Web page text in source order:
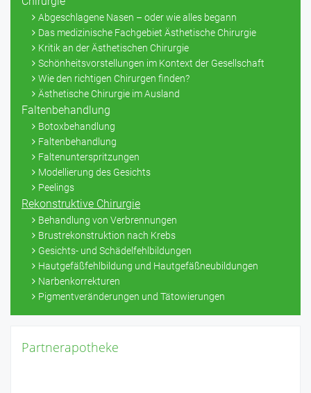
Abgeschlagene Nasen – oder wie alles begann
Das medizinische Fachgebiet Ästhetische Chirurgie
Kritik an der Ästhetischen Chirurgie
Schönheitsvorstellungen im Kontext der Gesellschaft
Wie den richtigen Chirurgen finden?
Ästhetische Chirurgie im Ausland
Faltenbehandlung
Botoxbehandlung
Faltenbehandlung
Faltenunterspritzungen
Modellierung des Gesichts
Peelings
Rekonstruktive Chirurgie
Behandlung von Verbrennungen
Brustrekonstruktion nach Krebs
Gesichts- und Schädelfehlbildungen
Hautgefäßfehlbildung und Hautgefäßneubildungen
Narbenkorrekturen
Pigmentveränderungen und Tätowierungen
Partnerapotheke